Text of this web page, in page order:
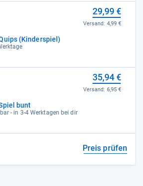
(Kinderspiel)
29,99 €
Versand: 4,99 €
bunt
- in 3-4 Werktagen bei dir
35,94 €
Versand: 6,95 €
Preis prüfen